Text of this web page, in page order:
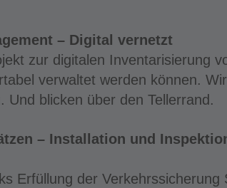
– Digital vernetzt
zur digitalen Inventarisierung
verwaltet werden können.
Und blicken über den Tellerrand.
– Installation und
Erfüllung der Verkehrssicherung